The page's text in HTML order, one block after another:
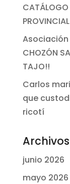
CATÁLOGO
CHOZÓN
TAJO!!
Carlos
que
ricotí
Archivos
junio 2026
mayo 2026